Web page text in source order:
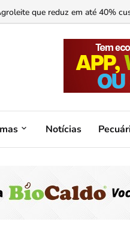
hormonal ajuda?...
Notícias